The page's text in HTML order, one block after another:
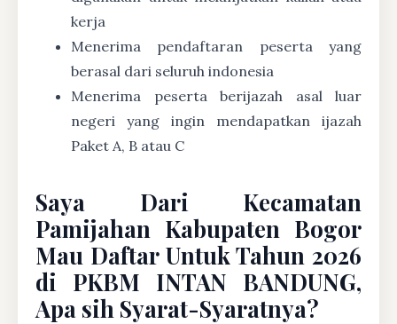
kerja
Menerima pendaftaran peserta yang
berasal dari seluruh indonesia
Menerima peserta berijazah asal luar
negeri yang ingin mendapatkan ijazah
Paket A, B atau C
Saya Dari Kecamatan
Pamijahan Kabupaten Bogor
Mau Daftar Untuk Tahun 2026
di PKBM INTAN BANDUNG,
Apa sih Syarat-Syaratnya?